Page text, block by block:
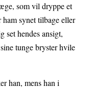
som vil dryppe et
synet tilbage eller
set hendes ansigt,
tunge bryster hvile
han, mens han i